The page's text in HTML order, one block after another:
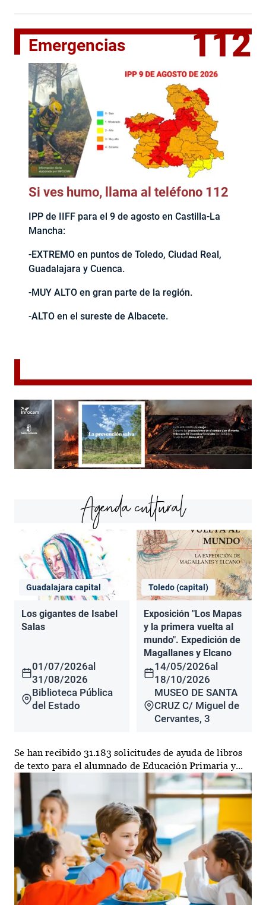
Emergencias 112
Si ves humo, llama al teléfono 112
IPP de IIFF para el 9 de agosto en Castilla-La
Mancha:
-EXTREMO en puntos de Toledo, Ciudad Real,
Guadalajara y Cuenca.
-MUY ALTO en gran parte de la región.
-ALTO en el sureste de Albacete.
Agenda cultural
Guadalajara capital
Los gigantes de Isabel
Salas
01/07/2026al
31/08/2026
Biblioteca Pública
del Estado
Toledo (capital)
Exposición "Los Mapas
y la primera vuelta al
mundo". Expedición de
Magallanes y Elcano
14/05/2026al
18/10/2026
MUSEO DE SANTA
CRUZ C/ Miguel de
Cervantes, 3
Se han recibido 31.183 solicitudes de ayuda de libros
de texto para el alumnado de Educación Primaria y...